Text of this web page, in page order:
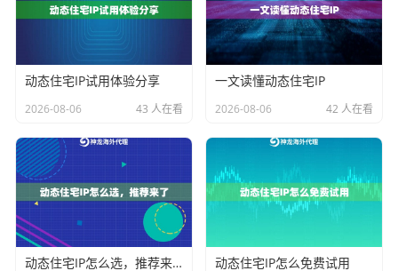
具体操作就跟点外卖差不多简单：1. 打开服务商的控制
面板 2. 选好目标地区或运营商 3. 把生成的代理地址复制
到浏览器设置。注意有的网站会检测代理，这时候要开
启自动切换模式，就跟玩吃鸡游戏跑毒似的，不断转移
阵地。
常见问题大扫盲
Q：用了代理网速变慢怎么办？
A：八成是IP通道没选对，海外线路好比跨国快递，有直
邮有转运。建议优先选CN2优化线路的供应商，像神龙
动态住宅IP试用体验分享
2026-08-06 43 人在看
一文读懂动态住宅IP
2026-08-06 42 人在看
动态住宅IP怎么选，推荐来了 动态住宅IP怎么免费试用